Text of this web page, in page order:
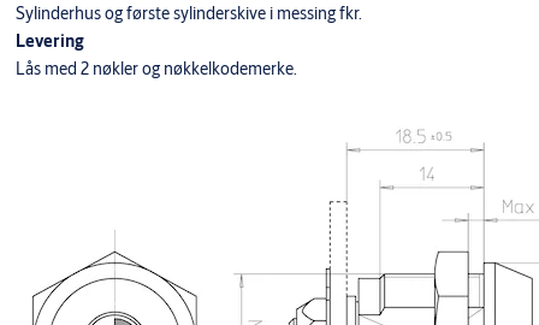
Sylinderhus og første sylinderskive i messing fkr.
Levering
Lås med 2 nøkler og nøkkelkodemerke.